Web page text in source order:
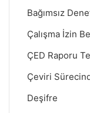
Bağımsız
Çalışma İzin
ÇED Raporu
Çeviri
Deşifre